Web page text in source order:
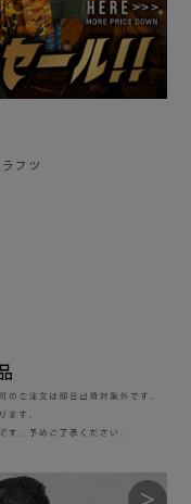
フツ
＞